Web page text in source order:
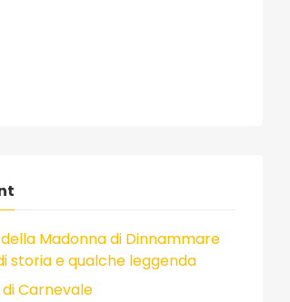
della Madonna di Dinnammare
storia e qualche leggenda
di Carnevale